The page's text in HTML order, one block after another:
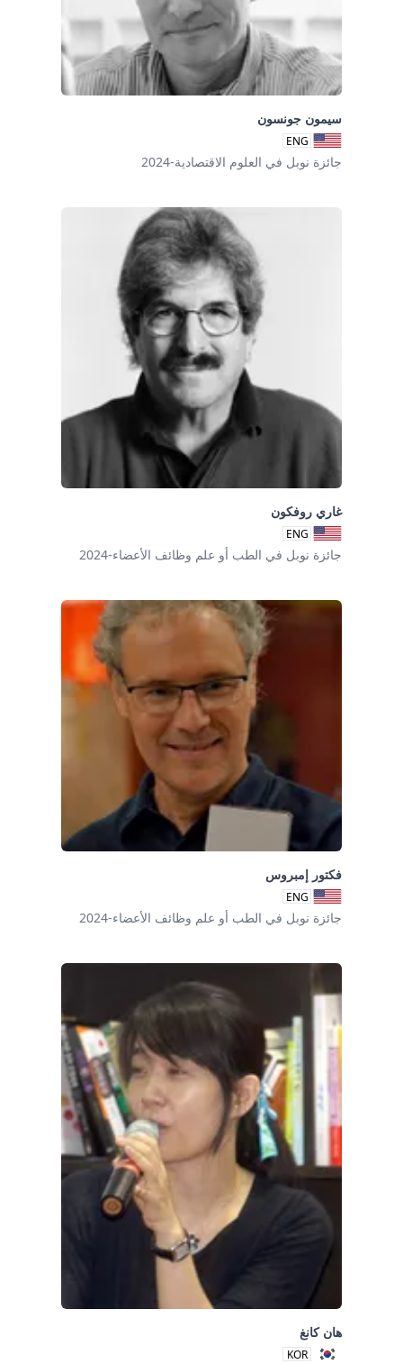
سيمون جونسون
ENG
جائزة نوبل في العلوم الاقتصادية-2024
غاري روفكون
ENG
جائزة نوبل في الطب أو علم وظائف الأعضاء-2024
فكتور إمبروس
ENG
جائزة نوبل في الطب أو علم وظائف الأعضاء-2024
هان كانغ
KOR